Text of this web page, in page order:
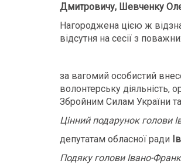
Дмитровичу, Шевченку
Нагороджена цією ж
відсутня на сесії з
за вагомий особистий
волонтерську діяльність,
Збройним Силам України
Цінний подарунок голови
депутатам обласної ради
Подяку голови Івано-